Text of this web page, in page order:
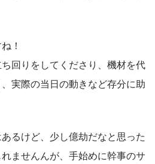
！
回りをしてくださり、機材を代
実際の当日の動きなど存分に助
るけど、少し億劫だなと思った
ませんんが、手始めに幹事のサ